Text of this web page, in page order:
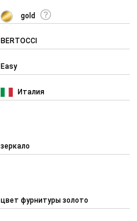
gold
BERTOCCI
Easy
Италия
зеркало
цвет фурнитуры золото